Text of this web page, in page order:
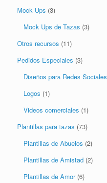
Mock Ups (3)
Mock Ups de Tazas (3)
Otros recursos (11)
Pedidos Especiales (3)
Diseños para Redes Sociales
Logos (1)
Videos comerciales (1)
Plantillas para tazas (73)
Plantillas de Abuelos (2)
Plantillas de Amistad (2)
Plantillas de Amor (6)